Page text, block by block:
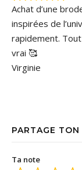
Achat d’une
inspirées de
rapidement.
vrai 🥰
Virginie
PARTAGE TON
Ta note